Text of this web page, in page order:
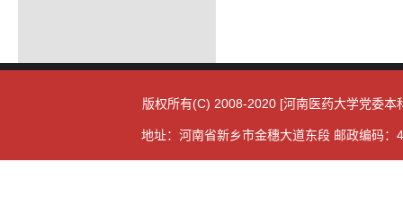
版权所有(C) 2008-2020 [河南医药大学党委本
地址：河南省新乡市金穗大道东段 邮政编码